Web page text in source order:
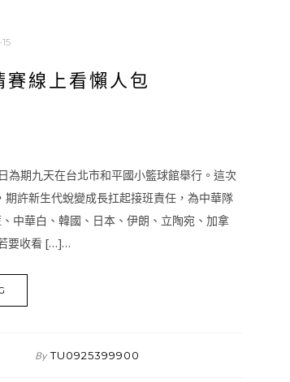
線上看懶人包
期九天在台北市和平國小籃球館舉行。這次
許新生代蛻變成長扛起接班責任，為中華隊
中華白、韓國、日本、伊朗、立陶宛、加拿
要收看 […]…
By TU0925399900